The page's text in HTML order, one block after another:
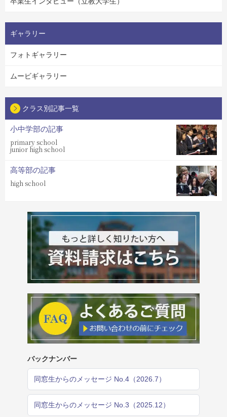
ギャラリー
フォトギャラリー
ムービギャラリー
クラス別記事一覧
小中学部の記事
primary school
junior high school
高等部の記事
high school
バックナンバー
同窓生からのメッセージ No.4（2026.7）
同窓生からのメッセージ No.3（2025.12）